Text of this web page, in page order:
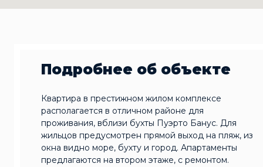
Подробнее об объекте
Квартира в престижном жилом комплексе
располагается в отличном районе для
проживания, вблизи бухты Пуэрто Банус. Для
жильцов предусмотрен прямой выход на пляж, из
окна видно море, бухту и город. Апартаменты
предлагаются на втором этаже, с ремонтом.